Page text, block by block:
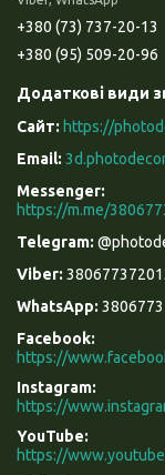
+380 (73) 737-20-13
+380 (95) 509-20-96
https://
https://m.me/
Facebook
Instagram
YouTube